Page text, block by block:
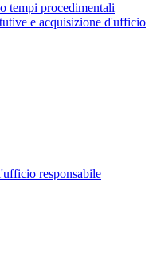
tempi procedimentali
e acquisizione d'ufficio
responsabile